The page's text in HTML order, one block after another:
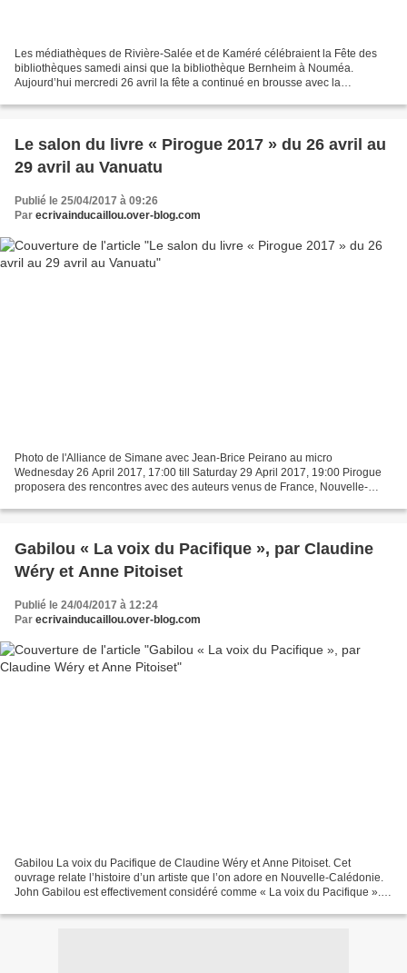
Les médiathèques de Rivière-Salée et de Kaméré célébraient la Fête des
bibliothèques samedi ainsi que la bibliothèque Bernheim à Nouméa.
Aujourd’hui mercredi 26 avril la fête a continué en brousse avec la
Le salon du livre « Pirogue 2017 » du 26 avril au
29 avril au Vanuatu
Publié le 25/04/2017 à 09:26
Par ecrivainducaillou.over-blog.com
Photo de l'Alliance de Simane avec Jean-Brice Peirano au micro
Wednesday 26 April 2017, 17:00 till Saturday 29 April 2017, 19:00 Pirogue
proposera des rencontres avec des auteurs venus de France, Nouvelle-
Gabilou « La voix du Pacifique », par Claudine
Wéry et Anne Pitoiset
Publié le 24/04/2017 à 12:24
Par ecrivainducaillou.over-blog.com
Gabilou La voix du Pacifique de Claudine Wéry et Anne Pitoiset. Cet
ouvrage relate l’histoire d’un artiste que l’on adore en Nouvelle-Calédonie.
John Gabilou est effectivement considéré comme « La voix du Pacifique ». Il